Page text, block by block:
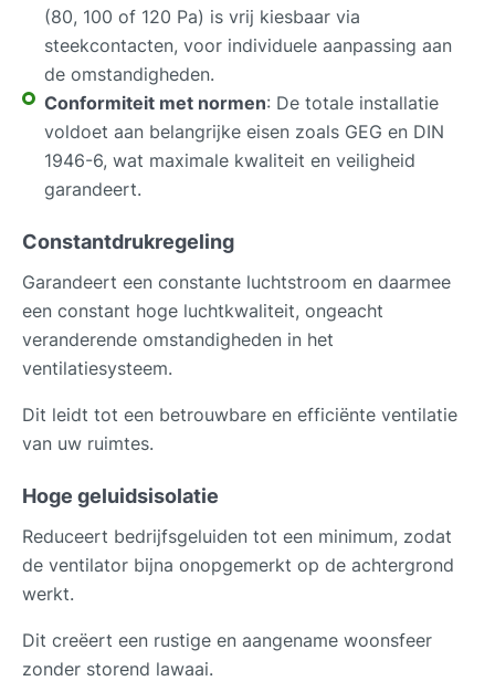
(80, 100 of 120 Pa) is vrij kiesbaar via
steekcontacten, voor individuele aanpassing aan
de omstandigheden.
Conformiteit met normen: De totale installatie
voldoet aan belangrijke eisen zoals GEG en DIN
1946-6, wat maximale kwaliteit en veiligheid
garandeert.
Constantdrukregeling
Garandeert een constante luchtstroom en daarmee
een constant hoge luchtkwaliteit, ongeacht
veranderende omstandigheden in het
ventilatiesysteem.
Dit leidt tot een betrouwbare en efficiënte ventilatie
van uw ruimtes.
Hoge geluidsisolatie
Reduceert bedrijfsgeluiden tot een minimum, zodat
de ventilator bijna onopgemerkt op de achtergrond
werkt.
Dit creëert een rustige en aangename woonsfeer
zonder storend lawaai.